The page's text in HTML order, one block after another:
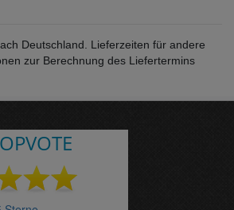
Deutschland. Lieferzeiten für andere
zur Berechnung des Liefertermins